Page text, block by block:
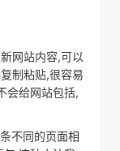
网站内容,可以
制粘贴,很容易
会给网站包括,
不同的页面相